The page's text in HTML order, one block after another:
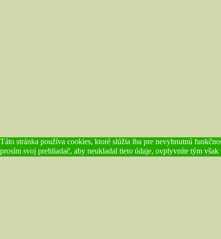
Táto stránka používa cookies, ktoré slúžia iba pre nevyhnutnú
prosím svoj prehliadač, aby neukladal tieto údaje, ovplyvníte tým